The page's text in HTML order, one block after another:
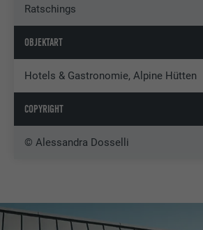
Ratschings
OBJEKTART
Hotels & Gastronomie, Alpine Hütten
COPYRIGHT
© Alessandra Dosselli